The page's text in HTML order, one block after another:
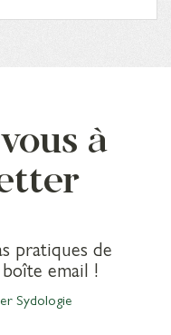
à
pratiques de
email !
Sydologie